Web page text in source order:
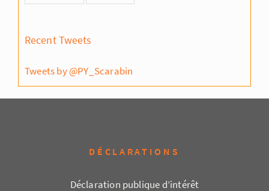
Recent Tweets
Tweets by @PY_Scarabin
DÉCLARATIONS
Déclaration publique d’intérêt